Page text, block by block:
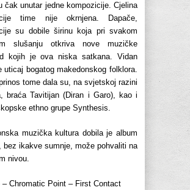
čak unutar jedne kompozicije. Cjelina
time nije okrnjena. Dapače,
su dobile širinu koja pri svakom
slušanju otkriva nove muzičke
kojih je ova niska satkana. Vidan
uticaj bogatog makedonskog folklora.
tome dala su, na svjetskoj razini
braća Tavitijan (Diran i Garo), kao i
ethno grupe Synthesis.
muzička kultura dobila je album
bez ikakve sumnje, može pohvaliti na
nivou.
– Chromatic Point – First Contact